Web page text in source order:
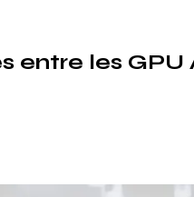
entre les GPU